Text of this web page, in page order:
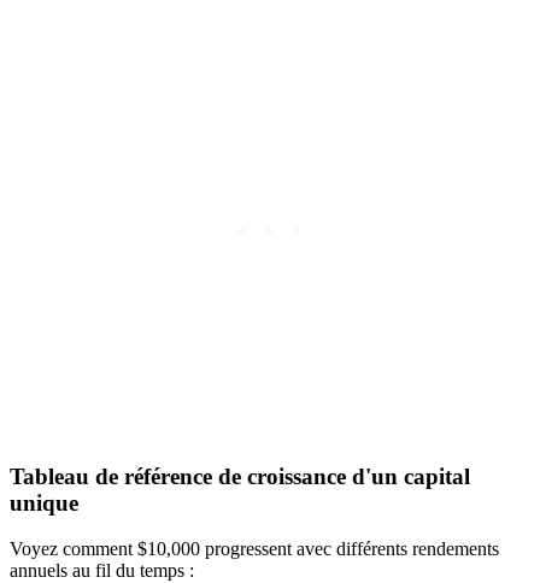
Tableau de référence de croissance d'un capital
unique
Voyez comment $10,000 progressent avec différents rendements
annuels au fil du temps :